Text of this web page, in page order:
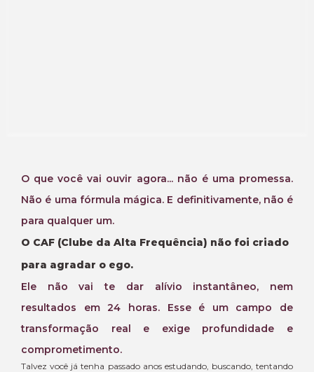
O que você vai ouvir agora... não é uma promessa.
Não é uma fórmula mágica. E definitivamente, não é
para qualquer um.
O CAF (Clube da Alta Frequência) não foi criado
para agradar o ego.
Ele não vai te dar alívio instantâneo, nem
resultados em 24 horas. Esse é um campo de
transformação real e exige profundidade e
comprometimento.
Talvez você já tenha passado anos estudando, buscando, tentando